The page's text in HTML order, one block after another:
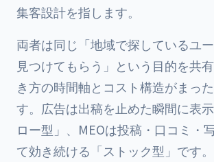
集客設計を指します。
両者は同じ「地域で探しているユ
見つけてもらう」という目的を共
き方の時間軸とコスト構造がまっ
す。広告は出稿を止めた瞬間に表
ロー型」、MEOは投稿・口コミ・
て効き続ける「ストック型」です